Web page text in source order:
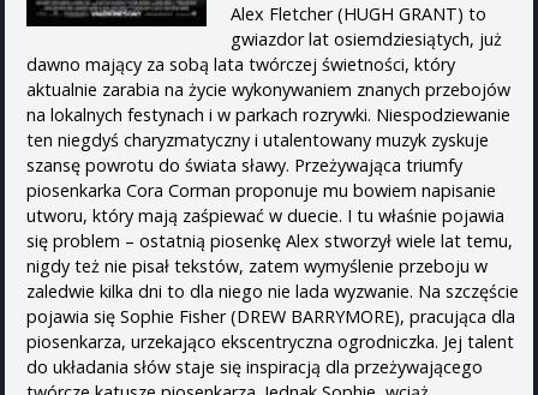
Alex Fletcher (HUGH GRANT) to
gwiazdor lat osiemdziesiątych, już
dawno mający za sobą lata twórczej świetności, który
aktualnie zarabia na życie wykonywaniem znanych przebojów
na lokalnych festynach i w parkach rozrywki. Niespodziewanie
ten niegdyś charyzmatyczny i utalentowany muzyk zyskuje
szansę powrotu do świata sławy. Przeżywająca triumfy
piosenkarka Cora Corman proponuje mu bowiem napisanie
utworu, który mają zaśpiewać w duecie. I tu właśnie pojawia
się problem – ostatnią piosenkę Alex stworzył wiele lat temu,
nigdy też nie pisał tekstów, zatem wymyślenie przeboju w
zaledwie kilka dni to dla niego nie lada wyzwanie. Na szczęście
pojawia się Sophie Fisher (DREW BARRYMORE), pracująca dla
piosenkarza, urzekająco ekscentryczna ogrodniczka. Jej talent
do układania słów staje się inspiracją dla przeżywającego